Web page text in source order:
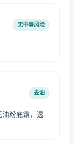
无中暑风险
去油
油粉底霜，透